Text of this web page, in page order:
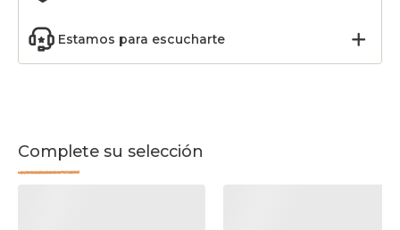
Estamos para escucharte
Complete su selección